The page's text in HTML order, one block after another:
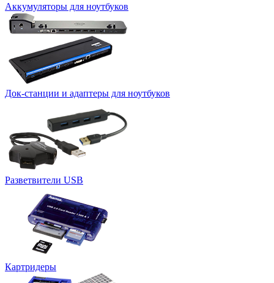
Аккумуляторы для ноутбуков
Док-станции и адаптеры для ноутбуков
Разветвители USB
Картридеры